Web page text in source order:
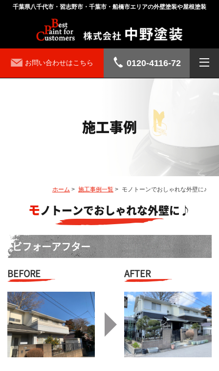
千葉県八千代市・習志野市・千葉市・船橋市エリアの外壁塗装や屋根塗装
お問い合わせはこちら 0120-4116-72
施工事例
ホーム > 施工事例一覧 > モノトーンでおしゃれな外壁に♪
モノトーンでおしゃれな外壁に♪
ビフォーアフター
AFTER
BEFORE